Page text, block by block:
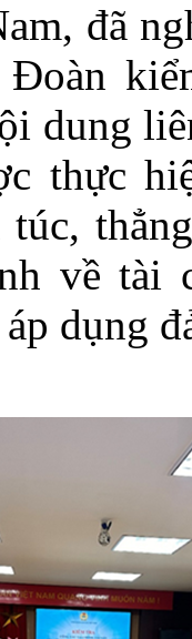
đã
dung
thực
về tài
dụng